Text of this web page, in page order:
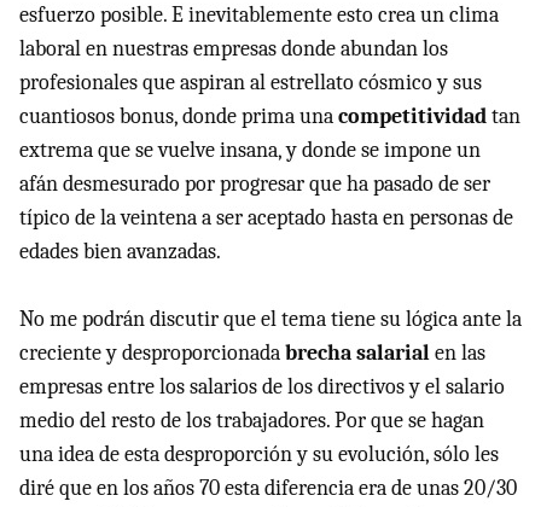
esfuerzo posible. E inevitablemente esto crea un clima
laboral en nuestras empresas donde abundan los
profesionales que aspiran al estrellato cósmico y sus
cuantiosos bonus, donde prima unacompetitividadtan
extrema que se vuelve insana, y donde se impone un
afán desmesurado por progresar que ha pasado de ser
típico de la veintena a ser aceptado hasta en personas de
edades bien avanzadas.
No me podrán discutir que el tema tiene su lógica ante la
creciente y desproporcionadabrecha salarialen las
empresas entre los salarios de los directivos y el salario
medio del resto de los trabajadores. Por que se hagan
una idea de esta desproporción y su evolución, sólo les
diré que en los años 70 esta diferencia era de unas 20/30